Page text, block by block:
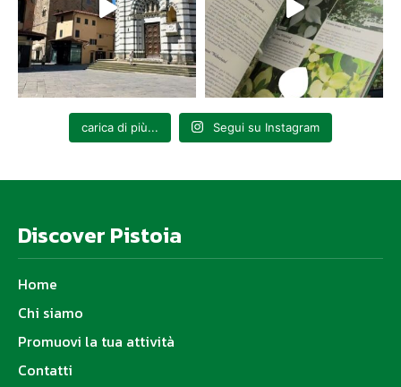
carica di più... Segui su Instagram
Discover Pistoia
Home
Chi siamo
Promuovi la tua attività
Contatti